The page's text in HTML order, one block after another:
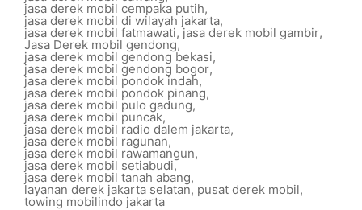
jasa derek mobil cempaka putih,
jasa derek mobil di wilayah jakarta,
jasa derek mobil fatmawati,jasa derek mobil gambir,
Jasa Derek mobil gendong,
jasa derek mobil gendong bekasi,
jasa derek mobil gendong bogor,
jasa derek mobil pondok indah,
jasa derek mobil pondok pinang,
jasa derek mobil pulo gadung,
jasa derek mobil puncak,
jasa derek mobil radio dalem jakarta,
jasa derek mobil ragunan,
jasa derek mobil rawamangun,
jasa derek mobil setiabudi,
jasa derek mobil tanah abang,
layanan derek jakarta selatan, pusat derek mobil,
towing mobilindo jakarta